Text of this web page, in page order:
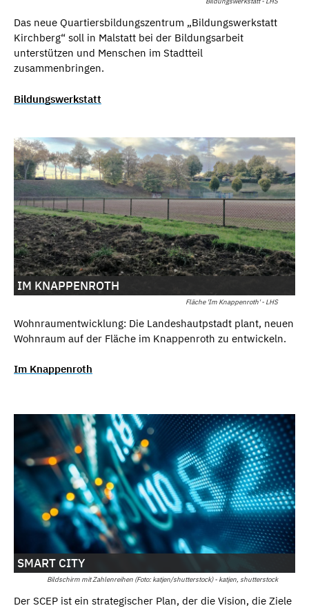
Das neue Quartiersbildungszentrum „Bildungswerkstatt
Kirchberg“ soll in Malstatt bei der Bildungsarbeit
unterstützen und Menschen im Stadtteil
zusammenbringen.
Bildungswerkstatt
Fläche 'Im Knappenroth' - LHS
IM KNAPPENROTH
Wohnraumentwicklung: Die Landeshautpstadt plant, neuen
Wohnraum auf der Fläche im Knappenroth zu entwickeln.
Im Knappenroth
Bildschirm mit Zahlenreihen (Foto: katjen/shutterstock) - katjen, shutterstock
SMART CITY
Der SCEP ist ein strategischer Plan, der die Vision, die Ziele